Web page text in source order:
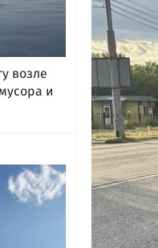
возле
и